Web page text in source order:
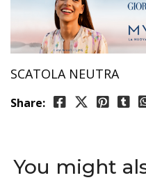
SCATOLA NEUTRA
Share:
You might